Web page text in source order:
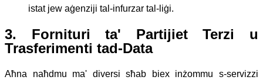
istat jew aġenziji tal-infurzar tal-liġi.
3. Fornituri ta' Partijiet Terzi u
Trasferimenti tad-Data
Aħna naħdmu ma' diversi sħab biex inżommu s-servizzi